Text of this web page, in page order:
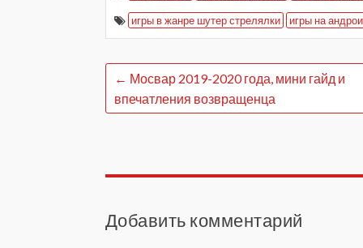
игры в жанре шутер стрелялки игры на
← Мосвар 2019-2020 года, мини гайд и
впечатления возвращенца
Добавить комментарий